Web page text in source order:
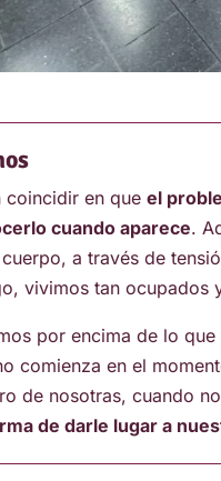
coincidir en queel
cuando aparece.
a través de
vivimos tan
por encima de lo
comienza en el
de nosotras, cuando
de darle lugar a